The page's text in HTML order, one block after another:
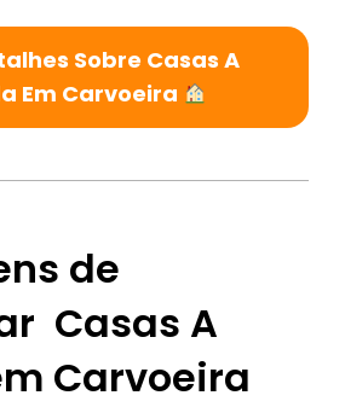
Sobre Casas A
Em Carvoeira
de
Casas A
Carvoeira